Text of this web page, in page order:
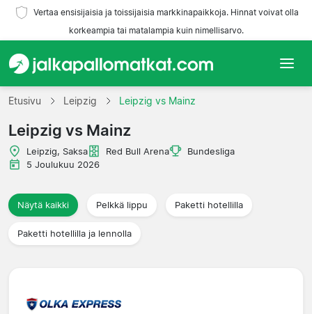
Vertaa ensisijaisia ja toissijaisia markkinapaikkoja. Hinnat voivat olla
korkeampia tai matalampia kuin nimellisarvo.
Etusivu
Joukkueet
Liigat
Matkatoimistoja
Etusivu Leipzig Leipzig vs Mainz
Leipzig vs Mainz
Leipzig, Saksa Red Bull Arena
Bundesliga
5 Joulukuu 2026
Näytä kaikki Pelkkä lippu Paketti hotellilla
Paketti hotellilla ja lennolla